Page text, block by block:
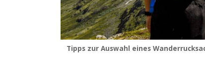
Tipps zur Auswahl eines